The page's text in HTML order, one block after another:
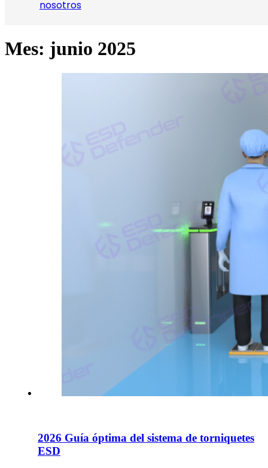
nosotros
Mes: junio 2025
2026 Guía óptima del sistema de torniquetes
ESD